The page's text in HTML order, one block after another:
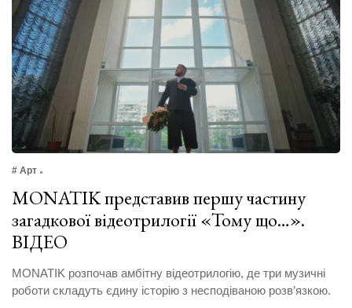
# Арт
MONATIK представив першу частину
загадкової відеотрилогії «Тому що…».
ВІДЕО
MONATIK розпочав амбітну відеотрилогію, де три музичні
роботи складуть єдину історію з несподіваною розв’язкою.